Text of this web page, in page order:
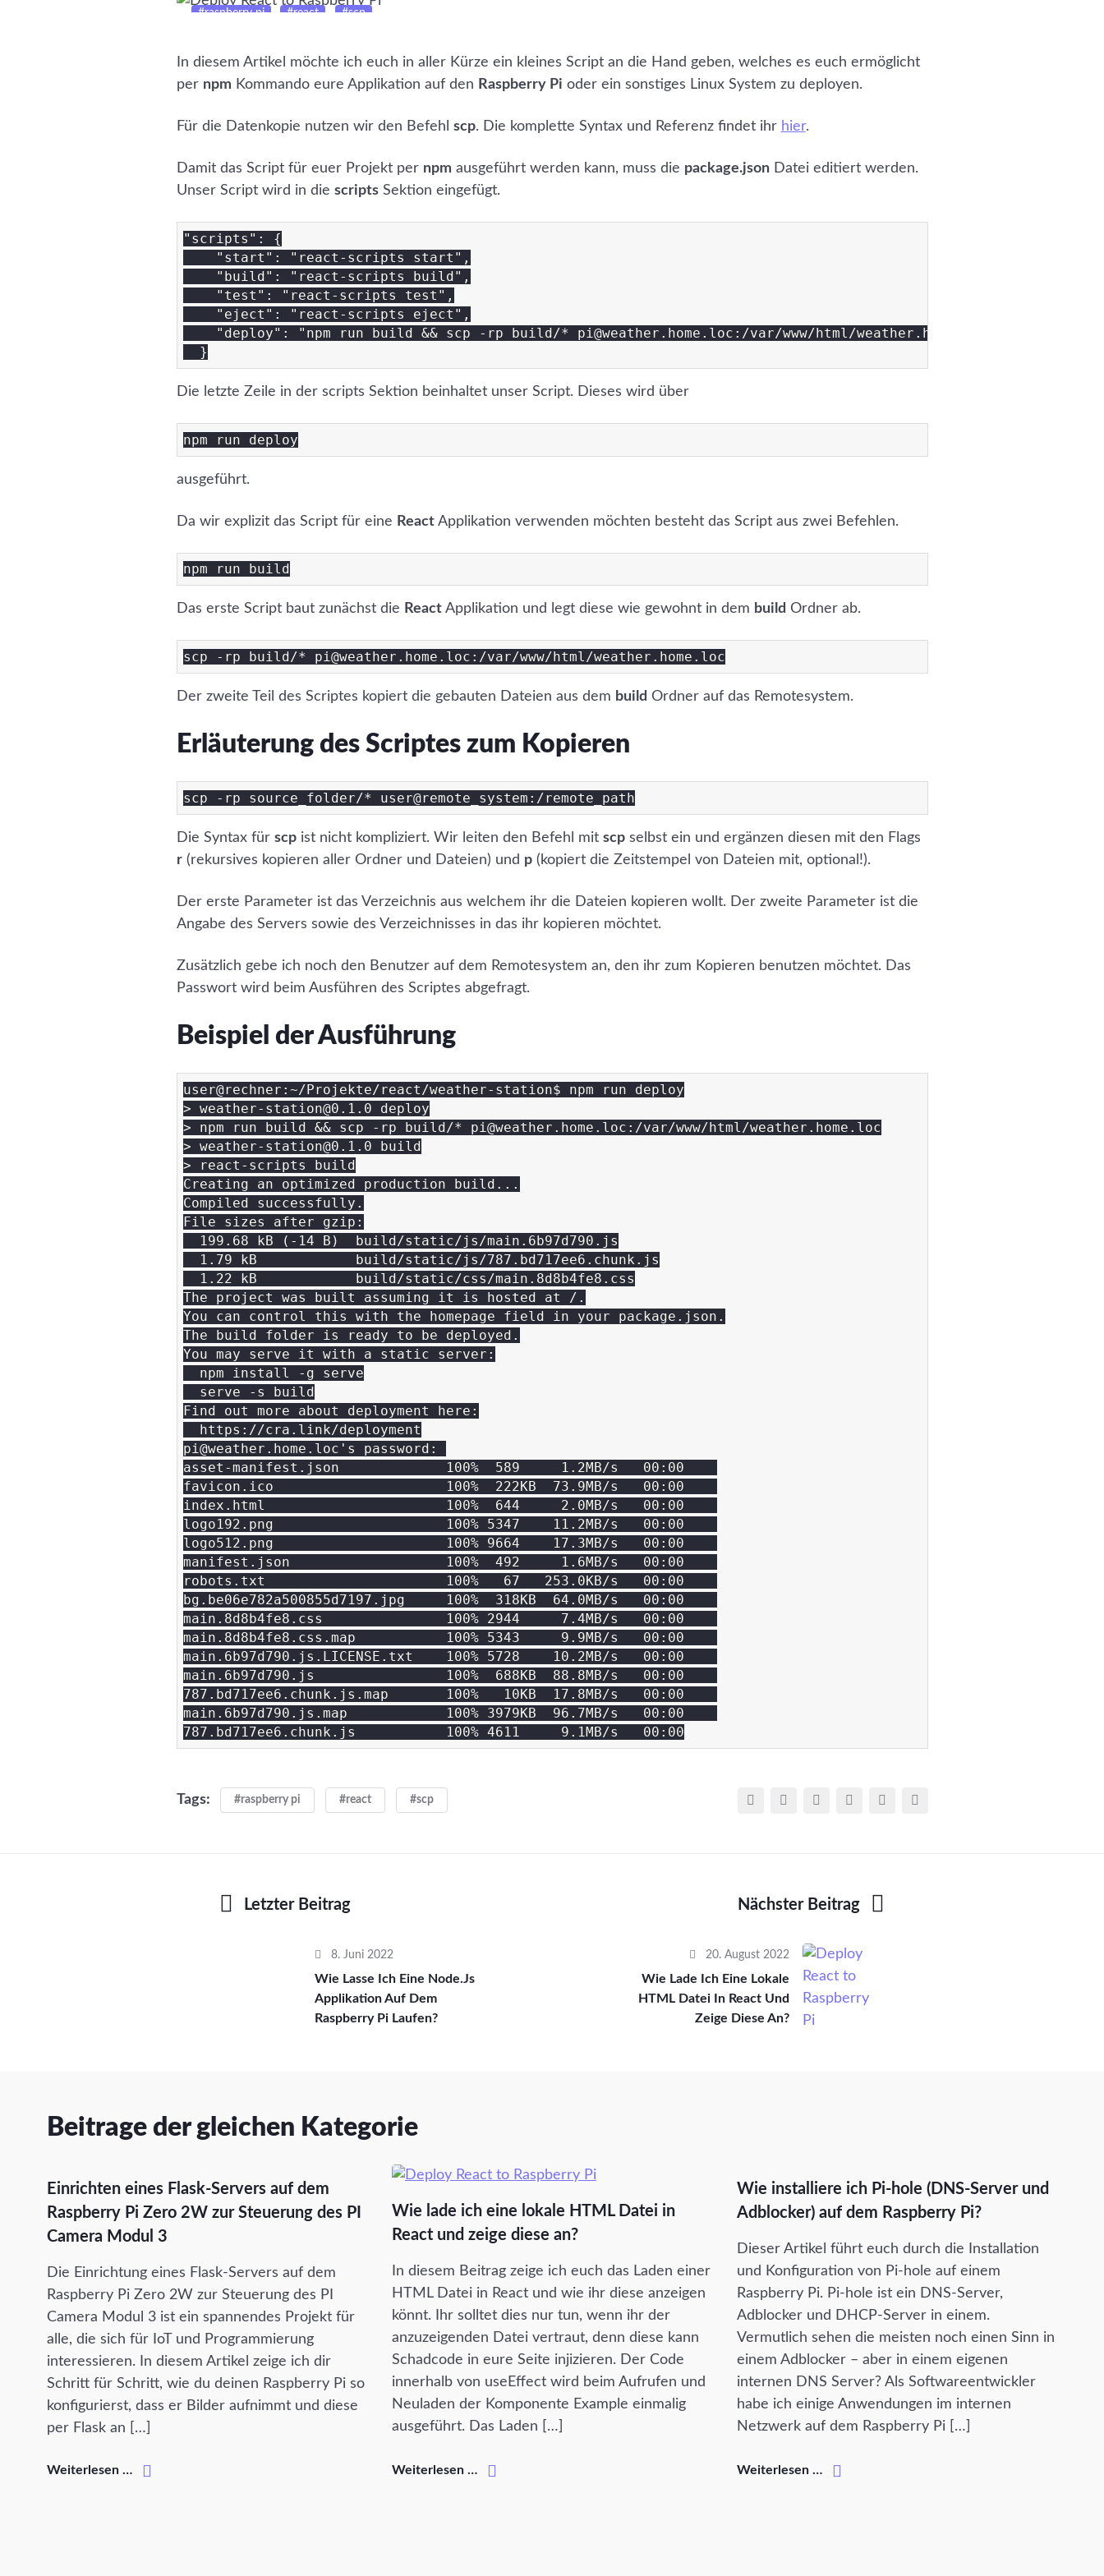
#raspberry pi #react #scp
In diesem Artikel möchte ich euch in aller Kürze ein kleines Script an die Hand geben, welches es euch ermöglicht
per npm Kommando eure Applikation auf den Raspberry Pi oder ein sonstiges Linux System zu deployen.
Für die Datenkopie nutzen wir den Befehl scp. Die komplette Syntax und Referenz findet ihr hier.
Damit das Script für euer Projekt per npm ausgeführt werden kann, muss die package.jsonDatei editiert werden.
Unser Script wird in die scriptsSektion eingefügt.
"scripts": {
    "start": "react-scripts start",
    "build": "react-scripts build",
    "test": "react-scripts test",
    "eject": "react-scripts eject",
    "deploy": "npm run build && scp -rp build/* pi@weather.home.loc:/var/www/html/weather.home.loc"
Die letzte Zeile in der scripts Sektion beinhaltet unser Script. Dieses wird über
ausgeführt.
Da wir explizit das Script für eine ReactApplikation verwenden möchten besteht das Script aus zwei Befehlen.
Das erste Script baut zunächst die ReactApplikation und legt diese wie gewohnt in dem build Ordner ab.
Der zweite Teil des Scriptes kopiert die gebauten Dateien aus dem build Ordner auf das Remotesystem.
Erläuterung des Scriptes zum Kopieren
Die Syntax für scpist nicht kompliziert. Wir leiten den Befehl mit scpselbst ein und ergänzen diesen mit den Flags
r(rekursives kopieren aller Ordner und Dateien) und p(kopiert die Zeitstempel von Dateien mit, optional!).
Der erste Parameter ist das Verzeichnis aus welchem ihr die Dateien kopieren wollt. Der zweite Parameter ist die
Angabe des Servers sowie des Verzeichnisses in das ihr kopieren möchtet.
Zusätzlich gebe ich noch den Benutzer auf dem Remotesystem an, den ihr zum Kopieren benutzen möchtet. Das
Passwort wird beim Ausführen des Scriptes abgefragt.
Beispiel der Ausführung
user@rechner:~/Projekte/react/weather-station$ npm run deploy
> weather-station@0.1.0 deploy
> npm run build && scp -rp build/* pi@weather.home.loc:/var/www/html/weather.home.loc
> weather-station@0.1.0 build
> react-scripts build
Creating an optimized production build...
Compiled successfully.
File sizes after gzip:
  199.68 kB (-14 B)  build/static/js/main.6b97d790.js
  1.79 kB            build/static/js/787.bd717ee6.chunk.js
  1.22 kB            build/static/css/main.8d8b4fe8.css
The project was built assuming it is hosted at /.
You can control this with the homepage field in your package.json.
The build folder is ready to be deployed.
You may serve it with a static server:
  npm install -g serve
  serve -s build
Find out more about deployment here:
  https://cra.link/deployment
pi@weather.home.loc's password:
asset-manifest.json             100%  589     1.2MB/s   00:00
favicon.ico                     100%  222KB  73.9MB/s   00:00
index.html                      100%  644     2.0MB/s   00:00
logo192.png                     100% 5347    11.2MB/s   00:00
logo512.png                     100% 9664    17.3MB/s   00:00
manifest.json                   100%  492     1.6MB/s   00:00
robots.txt                      100%   67   253.0KB/s   00:00
bg.be06e782a500855d7197.jpg     100%  318KB  64.0MB/s   00:00
main.8d8b4fe8.css               100% 2944     7.4MB/s   00:00
main.8d8b4fe8.css.map           100% 5343     9.9MB/s   00:00
main.6b97d790.js.LICENSE.txt    100% 5728    10.2MB/s   00:00
main.6b97d790.js                100%  688KB  88.8MB/s   00:00
787.bd717ee6.chunk.js.map       100%   10KB  17.8MB/s   00:00
main.6b97d790.js.map            100% 3979KB  96.7MB/s   00:00
Tags: #raspberry pi #react #scp
Letzter Beitrag
8. Juni 2022
Wie Lasse Ich Eine Node.js
Applikation Auf Dem
Raspberry Pi Laufen?
Nächster Beitrag
20. August 2022
Wie Lade Ich Eine Lokale
HTML Datei In React Und
Zeige Diese An?
Beitrage der gleichen Kategorie
Einrichten eines Flask-Servers auf dem
Raspberry Pi Zero 2W zur Steuerung des PI
Camera Modul 3
Die Einrichtung eines Flask-Servers auf dem
Raspberry Pi Zero 2W zur Steuerung des PI
Camera Modul 3 ist ein spannendes Projekt für
alle, die sich für IoT und Programmierung
interessieren. In diesem Artikel zeige ich dir
Schritt für Schritt, wie du deinen Raspberry Pi so
konfigurierst, dass er Bilder aufnimmt und diese
per Flask an […]
Weiterlesen …
Wie lade ich eine lokale HTML Datei in
React und zeige diese an?
In diesem Beitrag zeige ich euch das Laden einer
HTML Datei in React und wie ihr diese anzeigen
könnt. Ihr solltet dies nur tun, wenn ihr der
anzuzeigenden Datei vertraut, denn diese kann
Schadcode in eure Seite injizieren. Der Code
innerhalb von useEffect wird beim Aufrufen und
Neuladen der Komponente Example einmalig
ausgeführt. Das Laden […]
Weiterlesen …
Wie installiere ich Pi-hole (DNS-Server und
Adblocker) auf dem Raspberry Pi?
Dieser Artikel führt euch durch die Installation
und Konfiguration von Pi-hole auf einem
Raspberry Pi. Pi-hole ist ein DNS-Server,
Adblocker und DHCP-Server in einem.
Vermutlich sehen die meisten noch einen Sinn in
einem Adblocker – aber in einem eigenen
internen DNS Server? Als Softwareentwickler
habe ich einige Anwendungen im internen
Netzwerk auf dem Raspberry Pi […]
Weiterlesen …